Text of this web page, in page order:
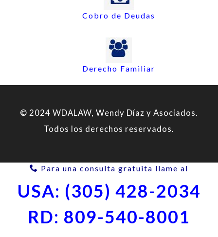
Cobro de Deudas
Derecho Familiar
© 2024 WDALAW, Wendy Díaz y Asociados.
Todos los derechos reservados.
Para una consulta gratuita llame al
USA: (305) 428-2034
RD: 809-540-8001